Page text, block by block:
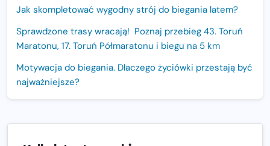
Jak skompletować wygodny strój do biegania latem?
Sprawdzone trasy wracają! Poznaj przebieg 43. Toruń
Maratonu, 17. Toruń Półmaratonu i biegu na 5 km
Motywacja do biegania. Dlaczego życiówki przestają być
najważniejsze?